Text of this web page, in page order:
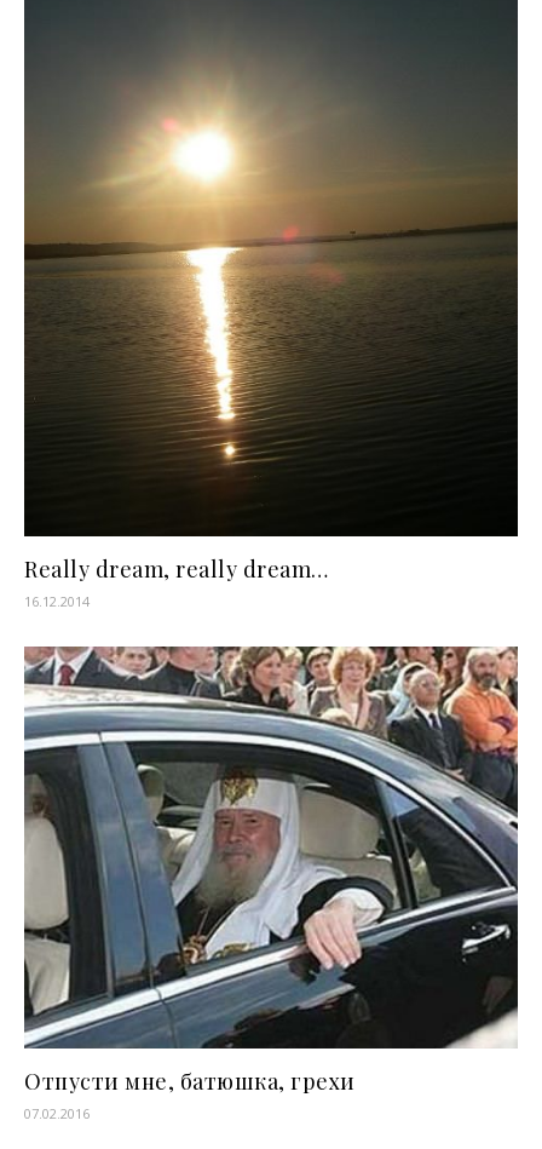
Really dream, really dream…
16.12.2014
Отпусти мне, батюшка, грехи
07.02.2016